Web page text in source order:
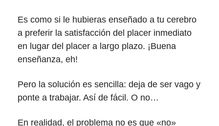
Es como si le hubieras enseñado a tu cerebro
a preferir la satisfacción del placer inmediato
en lugar del placer a largo plazo. ¡Buena
enseñanza, eh!
Pero la solución es sencilla: deja de ser vago y
ponte a trabajar. Así de fácil. O no…
En realidad, el problema no es que «no»